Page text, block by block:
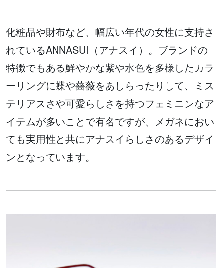
化粧品や財布など、幅広い年代の女性に支持さ
れているANNASUI（アナスイ）。ブランドの
特徴でもある鮮やかな紫や水色を多様したカラ
ーリングに蝶や薔薇をあしらったりして、ミス
テリアスさや可愛らしさを持つフェミニンなア
イテムが多いことで有名ですが、メガネにおい
ても実用性と共にアナスイらしさのあるデザイ
ンとなっています。